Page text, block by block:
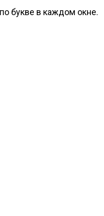
букве в каждом окне.